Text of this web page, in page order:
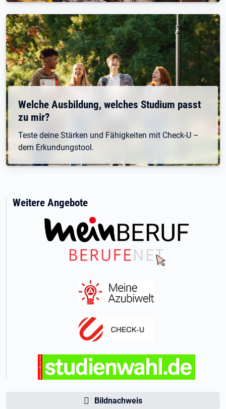
Welche Ausbildung, welches Studium passt
zu mir?
Teste deine Stärken und Fähigkeiten mit Check-U –
dem Erkundungstool.
Weitere Angebote
Bildnachweis